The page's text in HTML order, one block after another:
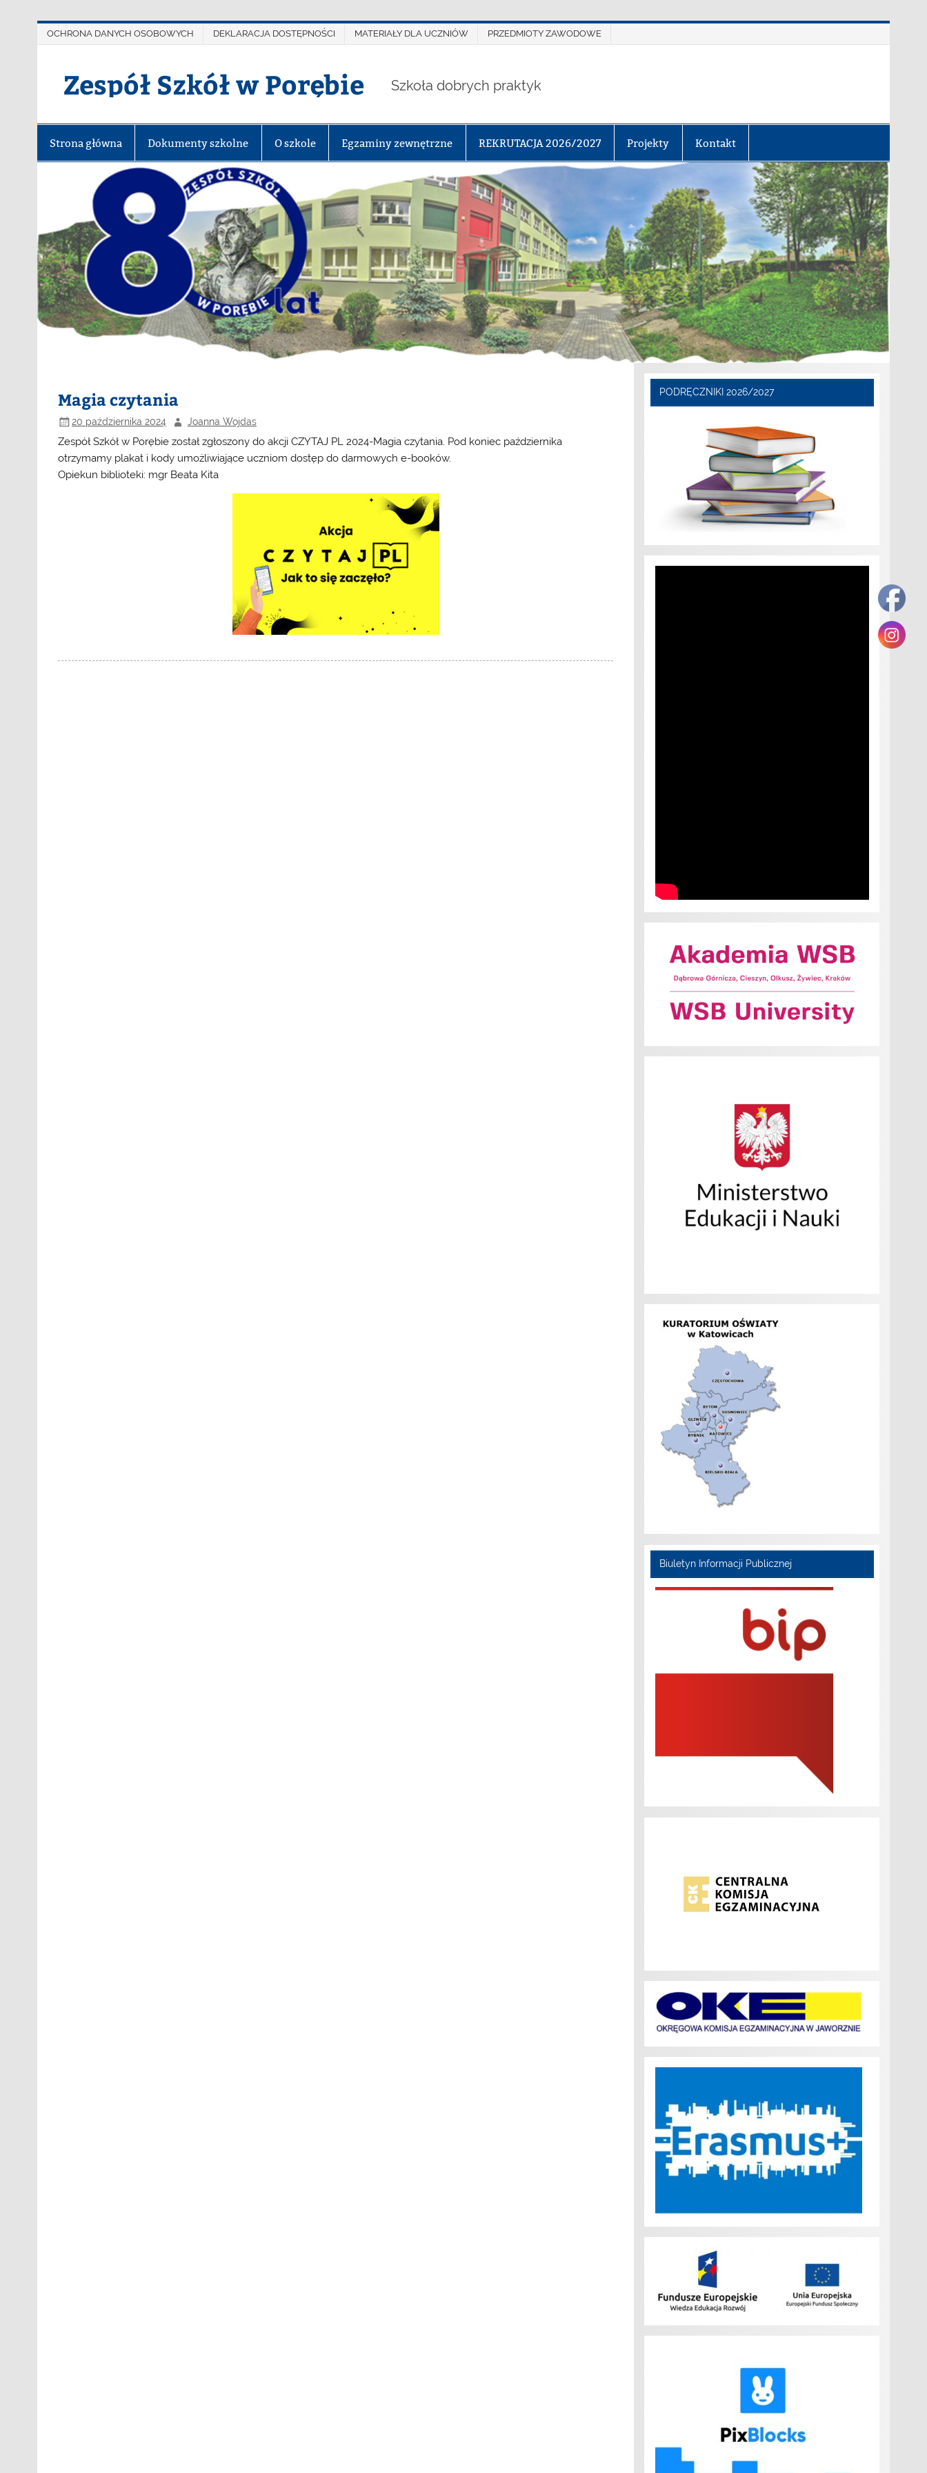
OCHRONA DANYCH OSOBOWYCH DEKLARACJA DOSTĘPNOŚCI MATERIAŁY DLA UCZNIÓW PRZEDMIOTY ZAWODOWE
Zespół Szkół w Porębie Szkoła dobrych praktyk
Strona główna Dokumenty szkolne O szkole Egzaminy zewnętrzne REKRUTACJA 2026/2027 Projekty Kontakt
Magia czytania
20 października 2024 Joanna Wojdas
Zespół Szkół w Porębie został zgłoszony do akcji CZYTAJ PL 2024-Magia czytania. Pod koniec października
otrzymamy plakat i kody umożliwiające uczniom dostęp do darmowych e-booków.
Opiekun biblioteki: mgr Beata Kita
PODRĘCZNIKI 2026/2027
Biuletyn Informacji Publicznej